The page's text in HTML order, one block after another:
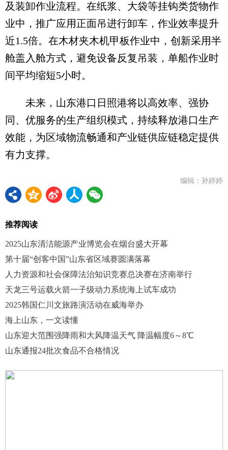
及装卸作业流程。在纸浆、大袋等挂钩类货物作
业中，推广应用正面吊进行卸车，作业效率提升
近1.5倍。在木材夹木机甲板作业中，创新采用半
舱盖入舱方式，避免设备反复吊装，单船作业时
间平均缩短5小时。
未来，山东港口日照港将以高效率、强协
同、优服务的生产组织模式，持续释放港口生产
效能，为区域物流畅通和产业链供应链稳定提供
有力支撑。
编辑：孙婷婷
推荐阅读
2025山东清洁能源产业博览会在烟台盛大开幕
第十届“创客中国”山东省区域赛圆满落幕
人力资源和社会保障法治知识竞赛总决赛在济南举行
天龙三号运载火箭一子级动力系统海上试车成功
2025韩国仁川文旅路演活动在威海举办
海上山东，一文读懂
山东迎大范围强降雨和大风降温天气 降温幅度6～8℃
山东通报24批次食品不合格情况